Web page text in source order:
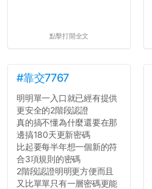
點擊打開全文
#靠交7767
明明單一入口就已經有提供
更安全的2階段認證
真的搞不懂為什麼還要在那
邊搞180天更新密碼
比起要每半年想一個新的符
合3項規則的密碼
2階段認證明明更方便而且
又比單單只有一層密碼更能